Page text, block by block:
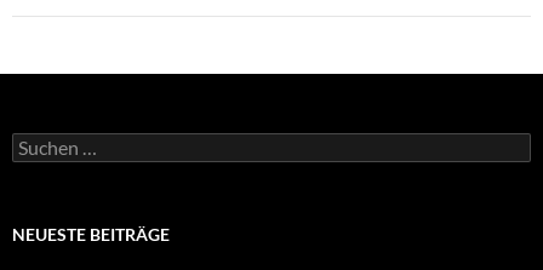
Suchen
nach:
NEUESTE BEITRÄGE